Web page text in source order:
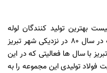
بهترین تولید کنندگان لوله
گالوانیزه در ایران قرار دارد. این کارخانه در سال 80 در نزدیکی شهر تبریز
با سال ها فعالیتی که در این
فولاد تولیدی این مجموعه را به